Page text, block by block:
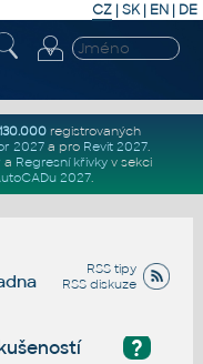
CZ | SK| EN | DE
registrovaných
2027a pro Revit 2027.
a Regresní křivkyv sekci
2027.
RSS tipy
RSS diskuze
?